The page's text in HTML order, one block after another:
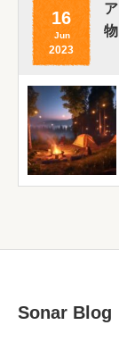
16
Jun
2023
Sonar Blog